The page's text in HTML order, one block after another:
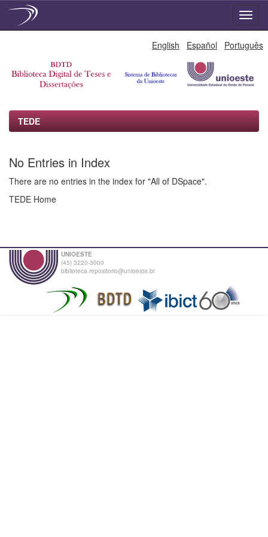
English Español Português
TEDE
No Entries in Index
There are no entries in the index for "All of DSpace".
TEDE Home
UNIOESTE
(45) 3220-3000
biblioteca.repositorio@unioeste.br